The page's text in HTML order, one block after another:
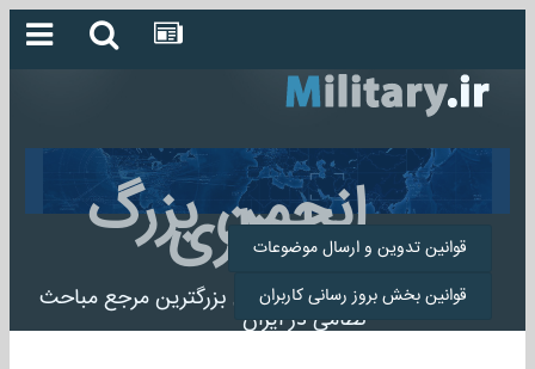
انجمن بزرگ
میلیتاری
انجمن میلیتاری بزرگترین مرجع مباحث
نظامی در ایران
قوانین تدوین و ارسال موضوعات
قوانین بخش بروز رسانی کاربران